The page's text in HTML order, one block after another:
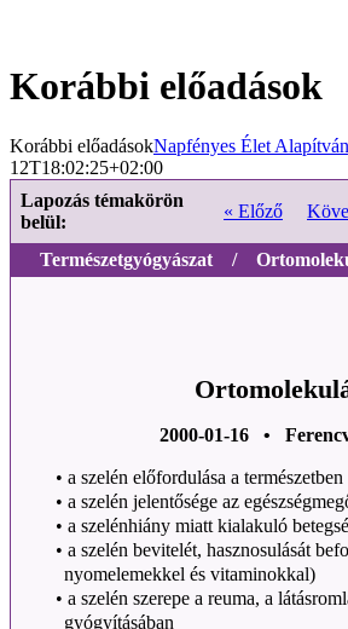
Korábbi előadások
Korábbi előadásokNapfényes Élet
12T18:02:25+02:00
Lapozás témakörön
belül:
« Előző
Természetgyógyászat /
2000-01-16 •
• a szelén előfordulása a természetben
• a szelén jelentősége az
• a szelénhiány miatt kialakuló
• a szelén bevitelét, hasznosulását
nyomelemekkel és vitaminokkal)
• a szelén szerepe a reuma, a
gyógyításában